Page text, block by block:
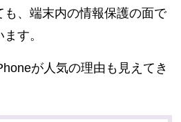
も、端末内の情報保護の面で
す。
が人気の理由も見えてき